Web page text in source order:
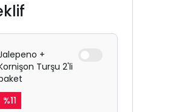
+
Turşu 2'li
%11